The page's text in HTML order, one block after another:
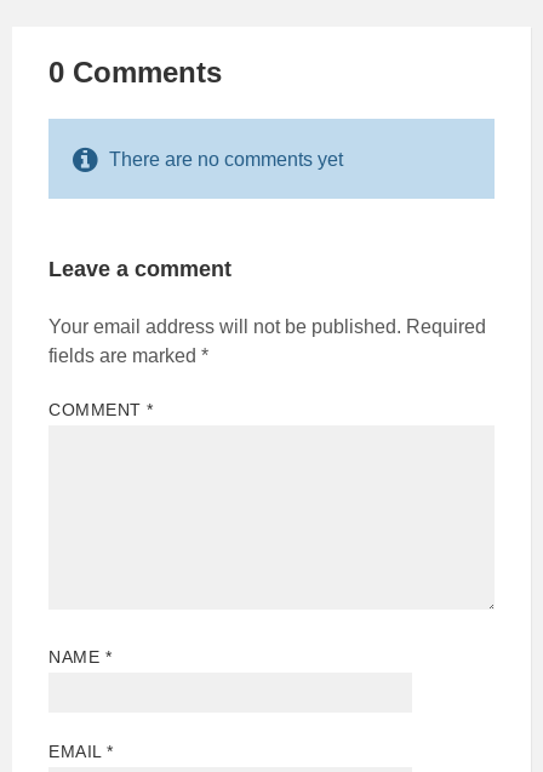
0 Comments
There are no comments yet
Leave a comment
Your email address will not be published. Required
fields are marked *
COMMENT*
NAME *
EMAIL*